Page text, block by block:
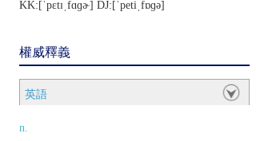
KK:[ˈpɛtɪˌfɑɡɚ] DJ:[ˈpеtiˌfɒɡǝ]
權威釋義
英語
n.